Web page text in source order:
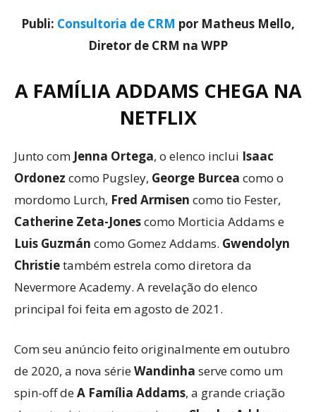
Publi: Consultoria de CRM por Matheus Mello,
Diretor de CRM na WPP
A FAMÍLIA ADDAMS CHEGA NA
NETFLIX
Junto com Jenna Ortega, o elenco inclui Isaac
Ordonez como Pugsley, George Burcea como o
mordomo Lurch, Fred Armisen como tio Fester,
Catherine Zeta-Jonescomo Morticia Addams e
Luis Guzmán como Gomez Addams. Gwendolyn
Christietambém estrela como diretora da
Nevermore Academy. A revelação do elenco
principal foi feita em agosto de 2021.
Com seu anúncio feito originalmente em outubro
de 2020, a nova sérieWandinha serve como um
spin-off deA Família Addams, a grande criação